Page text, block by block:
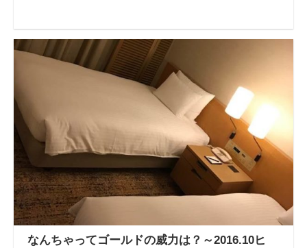
なんちゃってゴールドの威力は？～2016.10ヒ